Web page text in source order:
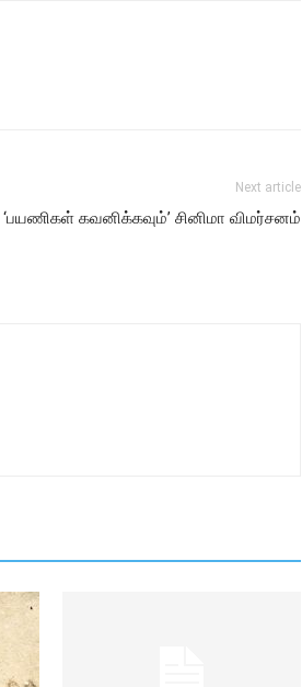
Next article
‘பயணிகள் கவனிக்கவும்’ சினிமா விமர்சனம்